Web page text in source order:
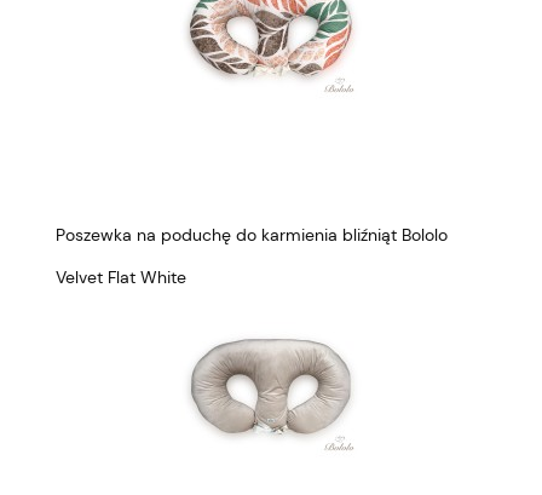
Poszewka na poduchę do karmienia bliźniąt Bololo
Velvet Flat White